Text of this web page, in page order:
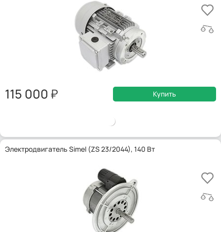
115 000 Купить
Электродвигатель Simel (ZS 23/2044), 140 Вт